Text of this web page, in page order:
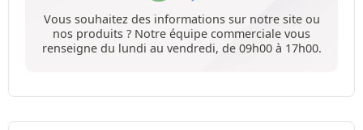
Vous souhaitez des informations sur notre site ou
nos produits ? Notre équipe commerciale vous
renseigne du lundi au vendredi, de 09h00 à 17h00.